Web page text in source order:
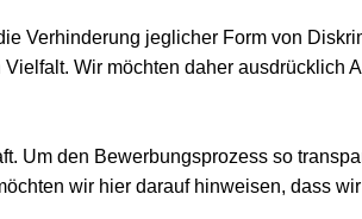
Verhinderung jeglicher Form von
Wir möchten daher ausdrücklich
Um den Bewerbungsprozess so
wir hier darauf hinweisen, dass